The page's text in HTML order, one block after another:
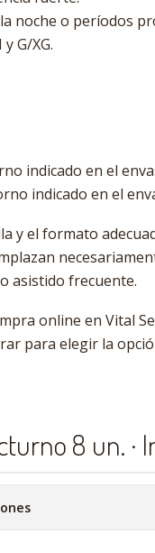
noche o períodos
G/XG.
indicado en el
indicado en el
y el formato
asistido frecuente.
online en Vital
para elegir la
8 un. ·